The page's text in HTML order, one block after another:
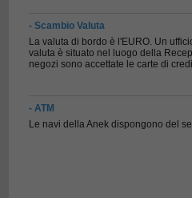
- Scambio Valuta
La valuta di bordo è l'EURO. Un
valuta è situato nel luogo della
negozi sono accettate le carte di
- ATM
Le navi della Anek dispongono del